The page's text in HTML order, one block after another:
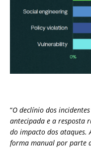
“O declínio dos
antecipada e a resposta
do impacto dos ataques.
forma manual por parte